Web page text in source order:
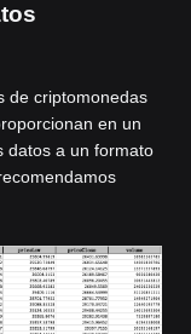
de criptomonedas
en un
datos a un formato